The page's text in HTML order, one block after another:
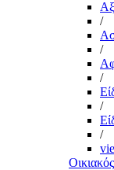
/
/
/
/
/